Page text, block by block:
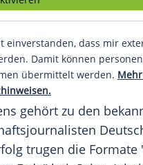
einverstanden, dass mir
Damit können
übermittelt werden.
gehört zu den
trugen die Formate